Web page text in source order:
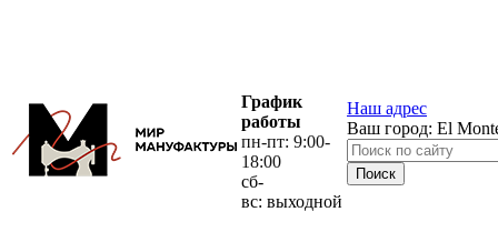
График
работы
пн-пт: 9:00-
18:00
сб-
вс: выходной
Наш адрес
Ваш город: El